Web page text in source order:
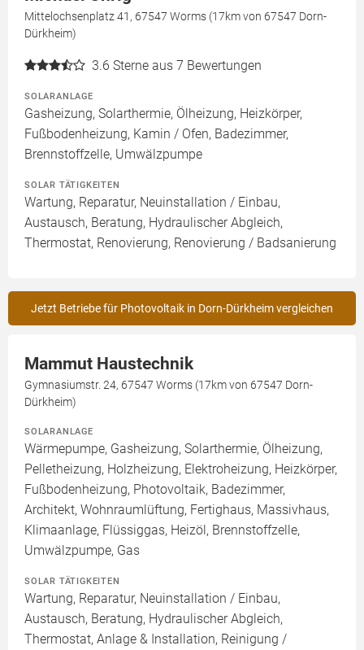
Mittelochsenplatz 41, 67547 Worms (17km von 67547 Dorn-
Dürkheim)
3.6 Sterne aus 7 Bewertungen
SOLARANLAGE
Gasheizung, Solarthermie, Ölheizung, Heizkörper,
Fußbodenheizung, Kamin / Ofen, Badezimmer,
Brennstoffzelle, Umwälzpumpe
SOLAR TÄTIGKEITEN
Wartung, Reparatur, Neuinstallation / Einbau,
Austausch, Beratung, Hydraulischer Abgleich,
Thermostat, Renovierung, Renovierung / Badsanierung
Jetzt Betriebe für Photovoltaik in Dorn-Dürkheim vergleichen
Mammut Haustechnik
Gymnasiumstr. 24, 67547 Worms (17km von 67547 Dorn-
Dürkheim)
SOLARANLAGE
Wärmepumpe, Gasheizung, Solarthermie, Ölheizung,
Pelletheizung, Holzheizung, Elektroheizung, Heizkörper,
Fußbodenheizung, Photovoltaik, Badezimmer,
Architekt, Wohnraumlüftung, Fertighaus, Massivhaus,
Klimaanlage, Flüssiggas, Heizöl, Brennstoffzelle,
Umwälzpumpe, Gas
SOLAR TÄTIGKEITEN
Wartung, Reparatur, Neuinstallation / Einbau,
Austausch, Beratung, Hydraulischer Abgleich,
Thermostat, Anlage & Installation, Reinigung /